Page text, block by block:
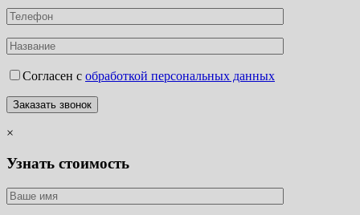
Согласен с обработкой персональных данных
×
Узнать стоимость